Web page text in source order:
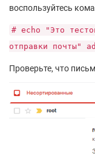
воспользуйтесь
# echo "Это
отправки почты"
Проверьте, что